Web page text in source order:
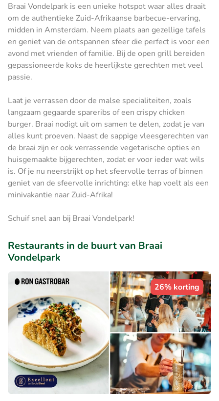
Braai Vondelpark is een unieke hotspot waar alles draait
om de authentieke Zuid-Afrikaanse barbecue-ervaring,
midden in Amsterdam. Neem plaats aan gezellige tafels
en geniet van de ontspannen sfeer die perfect is voor een
avond met vrienden of familie. Bij de open grill bereiden
gepassioneerde koks de heerlijkste gerechten met veel
passie.
Laat je verrassen door de malse specialiteiten, zoals
langzaam gegaarde spareribs of een crispy chicken
burger. Braai nodigt uit om samen te delen, zodat je van
alles kunt proeven. Naast de sappige vleesgerechten van
de braai zijn er ook verrassende vegetarische opties en
huisgemaakte bijgerechten, zodat er voor ieder wat wils
is. Of je nu neerstrijkt op het sfeervolle terras of binnen
geniet van de sfeervolle inrichting: elke hap voelt als een
minivakantie naar Zuid-Afrika!
Schuif snel aan bij Braai Vondelpark!
Restaurants in de buurt van Braai
Vondelpark
26% korting